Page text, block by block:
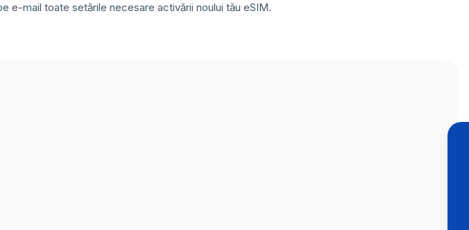
e-mail toate setările necesare activării noului tău eSIM.